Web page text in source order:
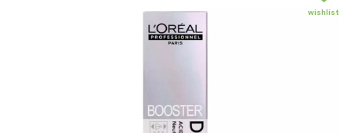
wishlist